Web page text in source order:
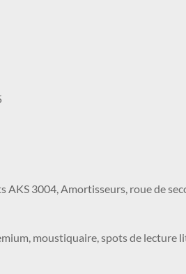
AKS 3004, Amortisseurs, roue de
moustiquaire, spots de lecture